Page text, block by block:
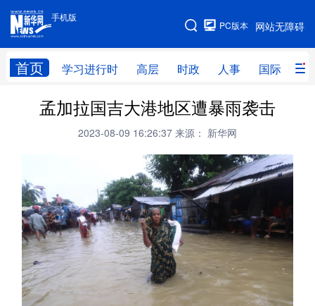
手机版
网站无障碍
PC版本
首页 学习进行时 高层 时政 人事 国际 财
手机版
网站地图
学习进行时 高层 时政 人事
财经 网评
全球连线 教育
科技 科创 量子
文化 书画 健康 军事
访谈 视频 图片 政务
法律 中央文件 金融 汽车
孟加拉国吉大港地区遭暴雨袭击
2023-08-09 16:26:37 来源： 新华网